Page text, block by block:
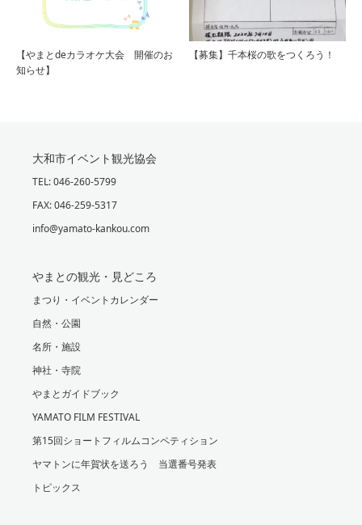
【やまとdeカラオケ大会 開催のお
知らせ】
【募集】千本桜の歌をつくろう！
大和市イベント観光協会
TEL: 046-260-5799
FAX: 046-259-5317
info@yamato-kankou.com
やまとの観光・見どころ
まつり・イベントカレンダー
自然・公園
名所・施設
神社・寺院
やまとガイドブック
YAMATO FILM FESTIVAL
第15回ショートフィルムコンペティション
ヤマトンに年賀状を送ろう 当選番号発表
トピックス